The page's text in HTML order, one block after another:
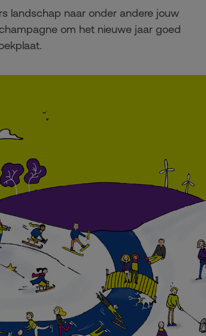
landschap naar onder andere jouw
om het nieuwe jaar goed